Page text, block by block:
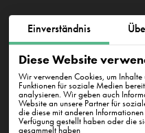
Einverständnis
Diese Website
Wir verwenden Cookies, um
Funktionen für soziale Medien
analysieren. Wir geben auch
Website an unsere Partner für
die diese mit anderen
Verfügung gestellt haben oder die
gesammelt haben
AGB zur Nutzung der
Cookie-
CleanWhale GmbH,